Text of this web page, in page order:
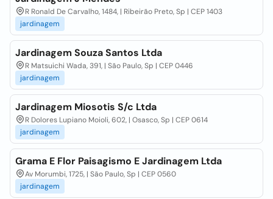
R Ronald De Carvalho, 1484, | Ribeirão Preto, Sp | CEP 1403
jardinagem
Jardinagem Souza Santos Ltda
R Matsuichi Wada, 391, | São Paulo, Sp | CEP 0446
jardinagem
Jardinagem Miosotis S/c Ltda
R Dolores Lupiano Moioli, 602, | Osasco, Sp | CEP 0614
jardinagem
Grama E Flor Paisagismo E Jardinagem Ltda
Av Morumbi, 1725, | São Paulo, Sp | CEP 0560
jardinagem